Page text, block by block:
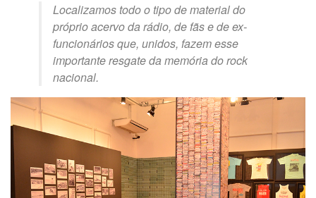
Localizamos todo o tipo de material do
próprio acervo da rádio, de fãs e de ex-
funcionários que, unidos, fazem esse
importante resgate da memória do rock
nacional.